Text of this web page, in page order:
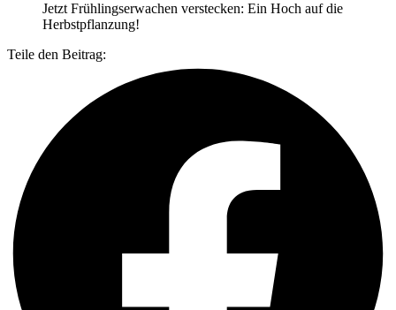
Jetzt Frühlingserwachen verstecken: Ein Hoch auf die
Herbstpflanzung!
Teile den Beitrag: